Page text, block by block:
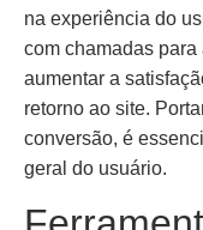
na experiência do
com chamadas
aumentar a
retorno ao site.
conversão, é
geral do usuário.